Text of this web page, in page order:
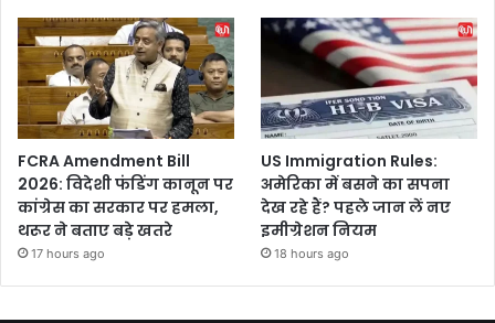
FCRA Amendment Bill
2026: विदेशी फंडिंग कानून पर
कांग्रेस का सरकार पर हमला,
थरूर ने बताए बड़े खतरे
17 hours ago
US Immigration Rules:
अमेरिका में बसने का सपना
देख रहे हैं? पहले जान लें नए
इमीग्रेशन नियम
18 hours ago